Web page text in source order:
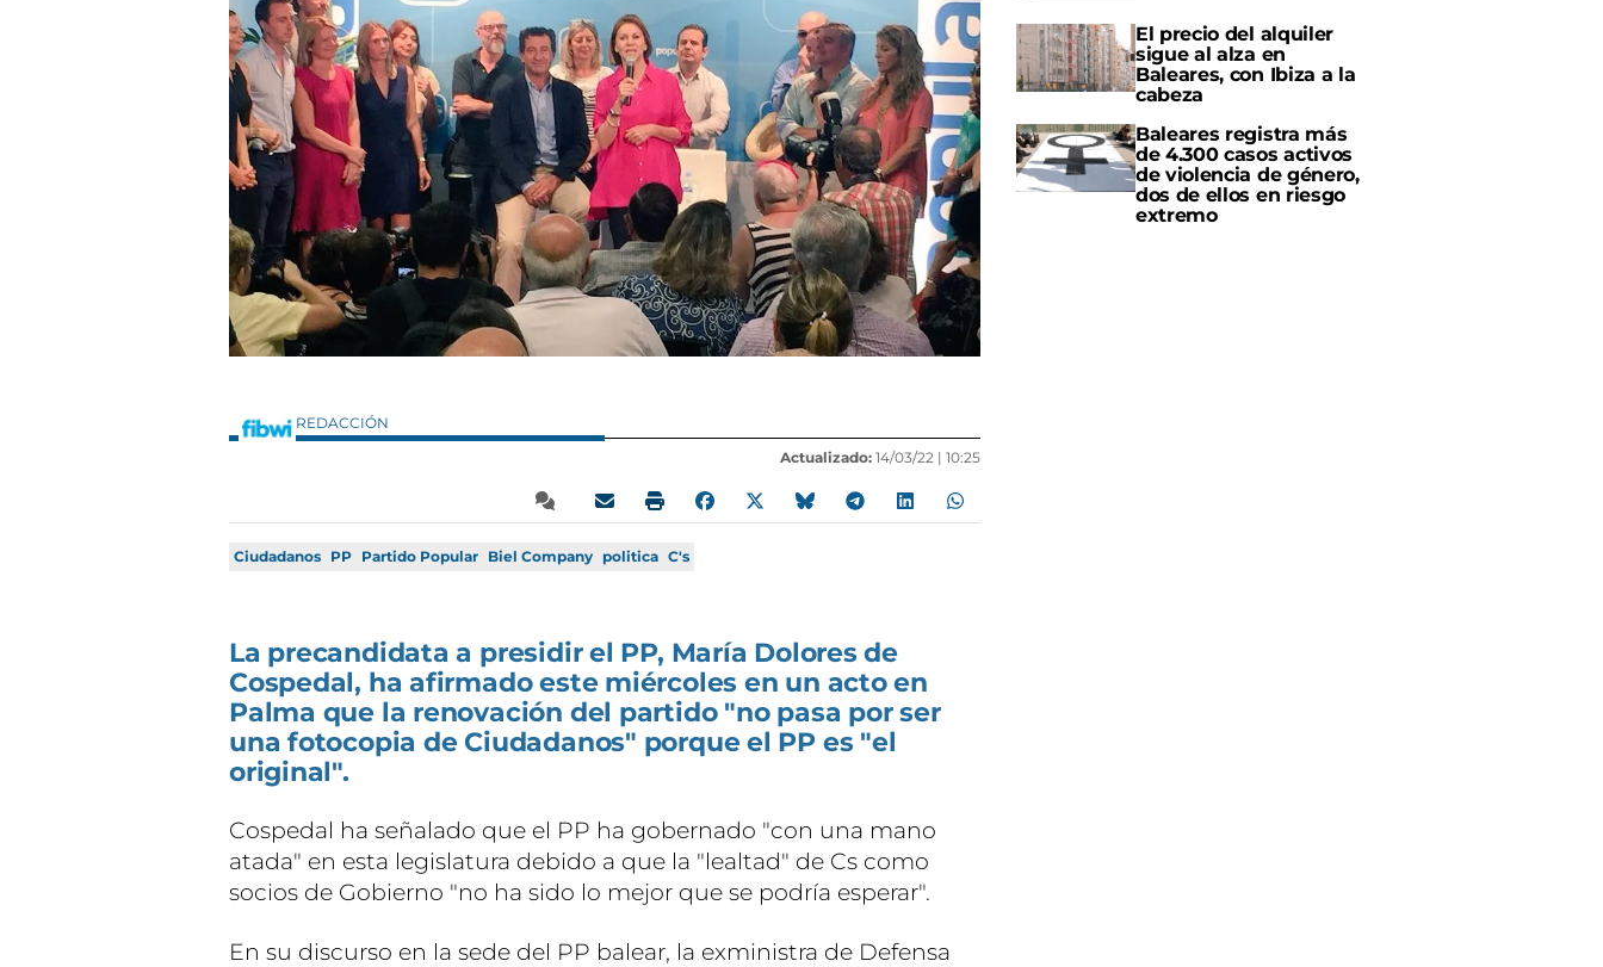
REDACCIÓN
Actualizado: 14/03/22 | 10:25
Ciudadanos PP Partido Popular Biel Company politica C's
La precandidata a presidir el PP, María Dolores de
Cospedal, ha afirmado este miércoles en un acto en
Palma que la renovación del partido "no pasa por ser
una fotocopia de Ciudadanos" porque el PP es "el
original".
Cospedal ha señalado que el PP ha gobernado "con una mano
atada" en esta legislatura debido a que la "lealtad" de Cs como
socios de Gobierno "no ha sido lo mejor que se podría esperar".
En su discurso en la sede del PP balear, la exministra de Defensa
El precio del alquiler
sigue al alza en
Baleares, con Ibiza a la
cabeza
Baleares registra más
de 4.300 casos activos
de violencia de género,
dos de ellos en riesgo
extremo